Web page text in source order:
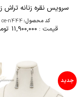
سرویس نقره زنانه تراش
کد محصول:ce-n444
قیمت : 11,900,000
جدید